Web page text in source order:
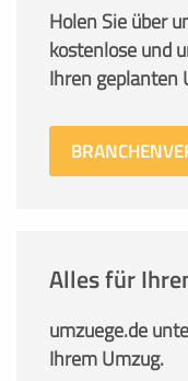
Holen Sie über
kostenlose und
Ihren geplanten
Alles für
umzuege.de
Ihrem Umzug.